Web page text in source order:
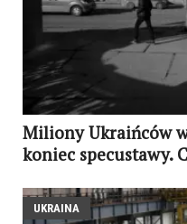
Miliony Ukraińców
koniec specustawy.
UKRAINA